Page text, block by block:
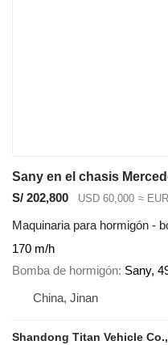
Sany en el chasis
S/ 202,800
USD 60,000 ≈
Maquinaria para hormigón -
170 m/h
Bomba de hormigón Sany,
China, Jinan
Shandong Titan Vehicle